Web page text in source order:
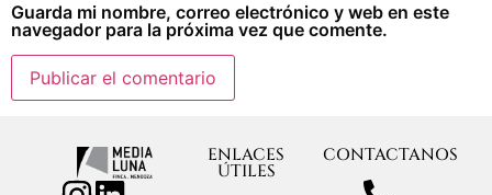
Guarda mi nombre, correo electrónico y web en este
navegador para la próxima vez que comente.
ENLACES
ÚTILES
CONTACTANOS